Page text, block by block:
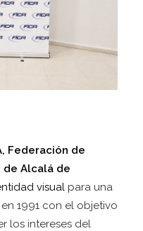
Federación de
de Alcalá de
visual para una
1991 con el objetivo
los intereses del